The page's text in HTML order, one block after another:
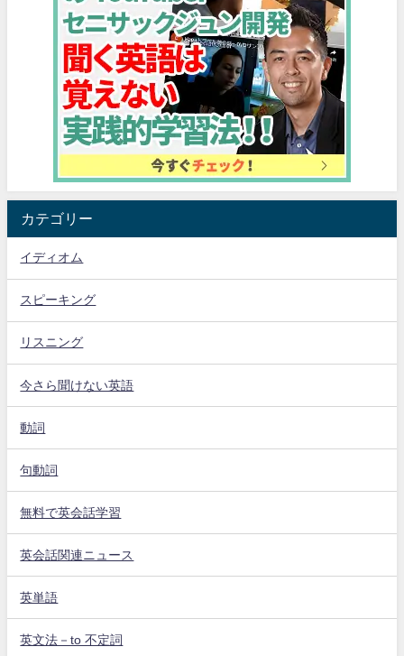
カテゴリー
イディオム
スピーキング
リスニング
今さら聞けない英語
動詞
句動詞
無料で英会話学習
英会話関連ニュース
英単語
英文法－to 不定詞